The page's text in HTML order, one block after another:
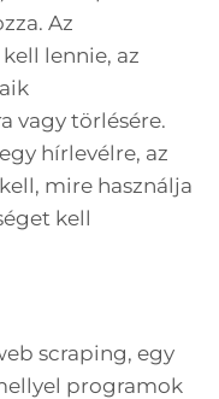
Az
lennie, az
vagy törlésére.
hírlevélre, az
mire használja
kell
scraping, egy
programok